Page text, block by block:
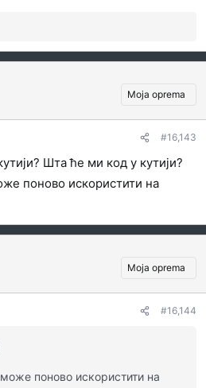
Moja oprema
#16,143
Шта ће ми код у кутији?
поново искористити на
Moja oprema
#16,144
поново искористити на